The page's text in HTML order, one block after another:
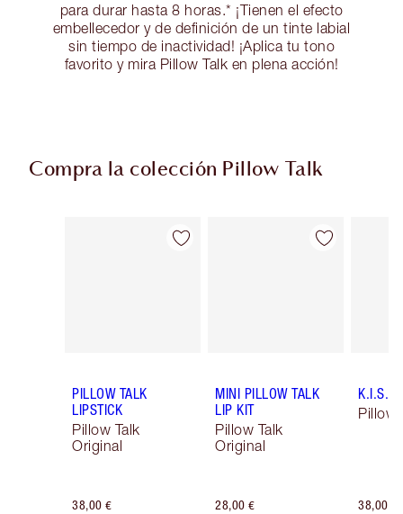
para durar hasta 8 horas.* ¡Tienen el efecto
embellecedor y de definición de un tinte labial
sin tiempo de inactividad! ¡Aplica tu tono
favorito y mira Pillow Talk en plena acción!
Compra la colección Pillow Talk
Artículo 1 de 84
PILLOW TALK
LIPSTICK
Pillow Talk
Original
38,00 €
Artículo 2 de 84
MINI PILLOW TALK
LIP KIT
Pillow Talk
Original
28,00 €
Pillow
38,00 €